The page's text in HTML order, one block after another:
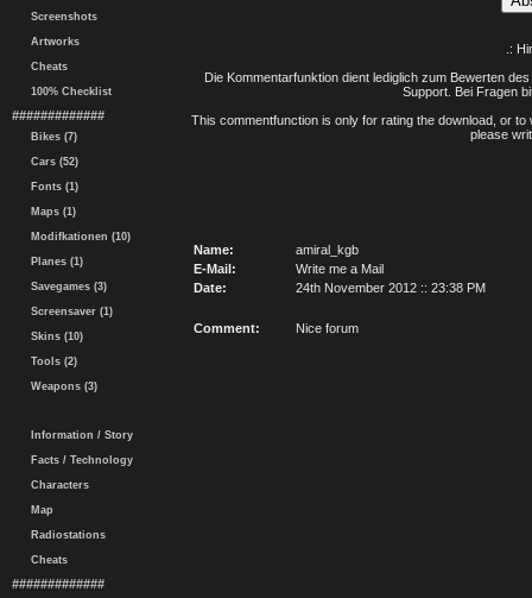
Screenshots
Artworks
Cheats
100% Checklist
#############
Bikes (7)
Cars (52)
Fonts (1)
Maps (1)
Modifkationen (10)
Planes (1)
Savegames (3)
Screensaver (1)
Skins (10)
Tools (2)
Weapons (3)
Information / Story
Facts / Technology
Characters
Map
Radiostations
Cheats
#############
.:
Die Kommentarfunktion dient lediglich zum Bewerten
Support. Bei Fragen
This commentfunction is only for rating the download, or
please
Name:
amiral_kgb
E-Mail:
Write me a Mail
Date:
24th November 2012 :: 23:38 PM
Comment: Nice forum